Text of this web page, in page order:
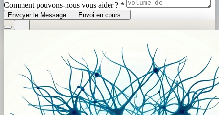
Comment pouvons-nous vous aider ? *
Envoyer le Message Envoi en cours...